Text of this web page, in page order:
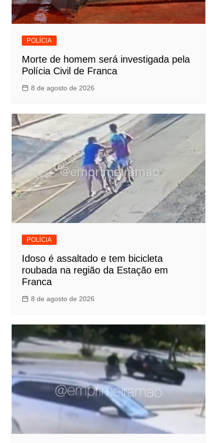
POLÍCIA
Morte de homem será investigada pela
Polícia Civil de Franca
8 de agosto de 2026
POLÍCIA
Idoso é assaltado e tem bicicleta
roubada na região da Estação em
Franca
8 de agosto de 2026